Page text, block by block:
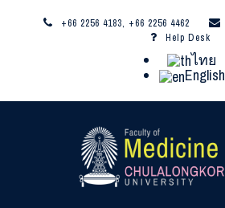
+66 2256 4183, +66 2256 4462
Help Desk
ไทย
English